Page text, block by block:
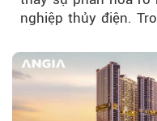
nghiệp thủy điện.